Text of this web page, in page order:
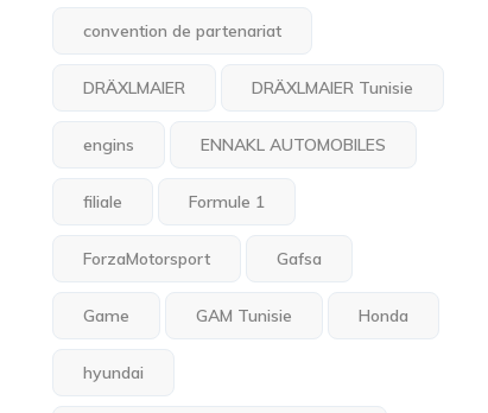
convention de partenariat
DRÄXLMAIER DRÄXLMAIER Tunisie
engins ENNAKL AUTOMOBILES
filiale Formule 1
ForzaMotorsport Gafsa
Game GAM Tunisie Honda
hyundai